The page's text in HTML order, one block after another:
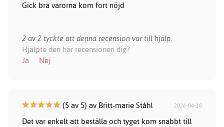
Gick bra varorna kom fort nöjd
2 av 2 tyckte att denna recension var till hjälp.
Hjälpte den här recensionen dig?
Ja
Nej
(5 av 5) av Britt-marie Ståhl 2026-04-18
Det var enkelt att beställa och tyget kom snabbt till